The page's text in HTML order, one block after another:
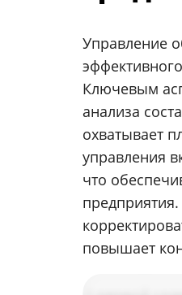
Управление
Ключевым
анализа
охватывает
управления
что
повышает